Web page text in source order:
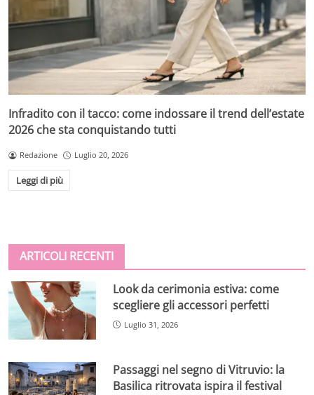
Infradito con il tacco: come indossare il trend dell’estate
2026 che sta conquistando tutti
Redazione Luglio 20, 2026
Leggi di più
ARTICOLI RECENTI
Look da cerimonia estiva: come
scegliere gli accessori perfetti
Luglio 31, 2026
Passaggi nel segno di Vitruvio: la
Basilica ritrovata ispira il festival